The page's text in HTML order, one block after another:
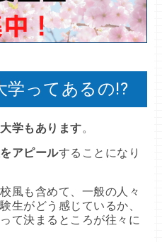
学ってあるの!?
学もあります。
アピールすることになり
風も含めて、一般の人々
生がどう感じているか、
て決まるところが往々に